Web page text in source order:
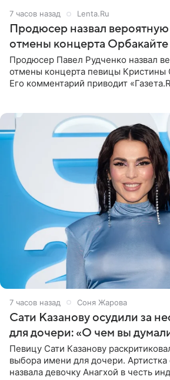
7 часов назад Lenta.Ru
Продюсер назвал
отмены концерта Орбакайте
Продюсер Павел Рудченко назвал
отмены концерта певицы Кристины
Его комментарий приводит
7 часов назад Соня Жарова
Сати Казанову осудили за
для дочери: «О чем вы
Певицу Сати Казанову
выбора имени для дочери.
назвала девочку Анагхой в честь